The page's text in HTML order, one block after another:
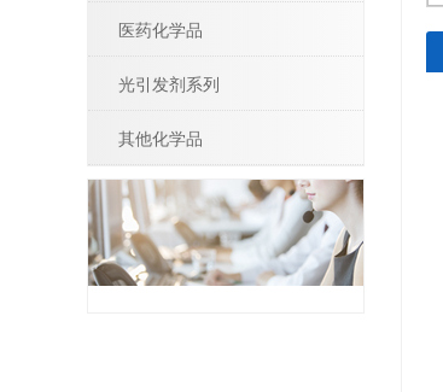
医药化学品
光引发剂系列
其他化学品